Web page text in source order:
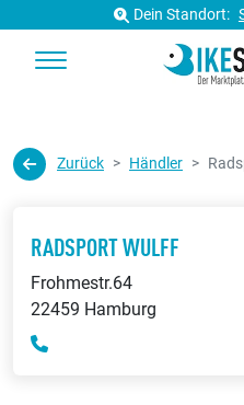
Dein Standort:
Zurück Händler
RADSPORT WULFF
Frohmestr.64
22459 Hamburg